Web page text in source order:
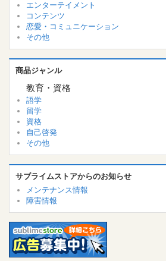
エンターテイメント
コンテンツ
恋愛・コミュニケーション
その他
商品ジャンル
教育・資格
語学
留学
資格
自己啓発
その他
サブライムストアからのお知らせ
メンテナンス情報
障害情報